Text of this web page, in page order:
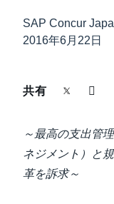
導入事例
自治体・公共機関
SAP Concur
2016年6月22日
共有
～最高の支出管
ネジメント）と
革を訴求～